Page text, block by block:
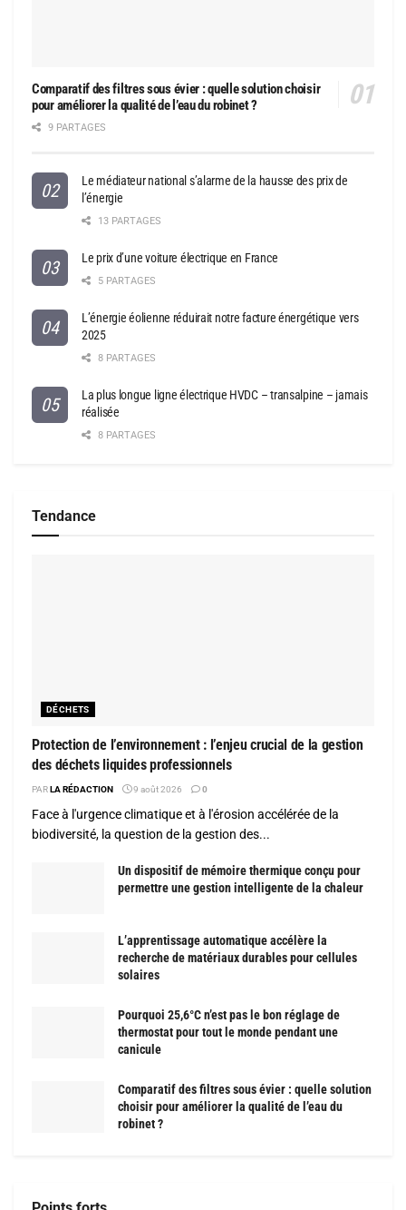
Comparatif des filtres sous évier : quelle solution choisir
pour améliorer la qualité de l’eau du robinet ?
9 PARTAGES
Le médiateur national s’alarme de la hausse des prix de
l’énergie
13 PARTAGES
Le prix d’une voiture électrique en France
5 PARTAGES
L’énergie éolienne réduirait notre facture énergétique vers
2025
8 PARTAGES
La plus longue ligne électrique HVDC – transalpine – jamais
réalisée
8 PARTAGES
Tendance
DÉCHETS
Protection de l’environnement : l’enjeu crucial de la gestion
des déchets liquides professionnels
PARLA RÉDACTION 9 août 2026 0
Face à l'urgence climatique et à l'érosion accélérée de la
biodiversité, la question de la gestion des...
Un dispositif de mémoire thermique conçu pour
permettre une gestion intelligente de la chaleur
L’apprentissage automatique accélère la
recherche de matériaux durables pour cellules
solaires
Pourquoi 25,6°C n’est pas le bon réglage de
thermostat pour tout le monde pendant une
canicule
Comparatif des filtres sous évier : quelle solution
choisir pour améliorer la qualité de l’eau du
robinet ?